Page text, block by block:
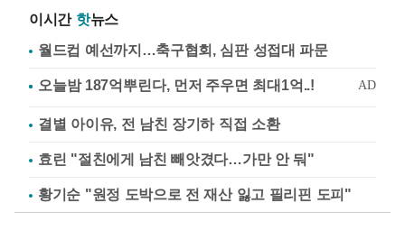
이시간 핫뉴스
월드컵 예선까지…축구협회, 심판 성접대 파문
결별 아이유, 전 남친 장기하 직접 소환
효린 "절친에게 남친 빼앗겼다…가만 안 둬"
황기순 "원정 도박으로 전 재산 잃고 필리핀 도피"